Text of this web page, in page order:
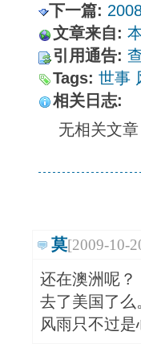
下一篇:
文章来自:
引用通告:
Tags: 世事
相关日志:
无相关文
莫[2009-10-
还在澳洲呢？
去了美国了
风雨只不过